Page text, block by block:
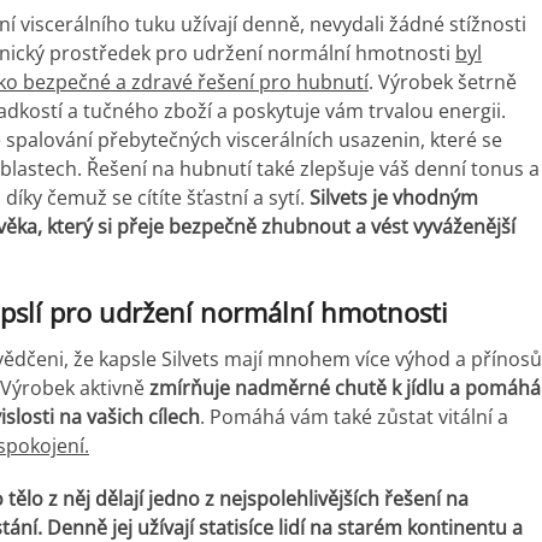
viscerálního tuku užívají denně, nevydali žádné stížnosti
prostředek pro udržení normální hmotnosti byl
bezpečné a zdravé řešení pro hubnutí. Výrobek šetrně
a tučného zboží a poskytuje vám trvalou energii.
přebytečných viscerálních usazenin, které se
Řešení na hubnutí také zlepšuje váš denní tonus a
čemuž se cítíte šťastní a sytí. Silvets je vhodným
který si přeje bezpečně zhubnout a vést vyváženější
pro udržení normální hmotnosti
že kapsle Silvets mají mnohem více výhod a přínosů
aktivnězmírňuje nadměrné chutě k jídlu a pomáhá
na vašich cílech. Pomáhá vám také zůstat vitální a
z něj dělají jedno z nejspolehlivějších řešení na
Denně jej užívají statisíce lidí na starém kontinentu a